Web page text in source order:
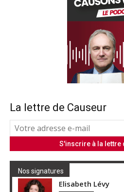
La lettre de Causeur
Nos signatures
Elisabeth Lévy